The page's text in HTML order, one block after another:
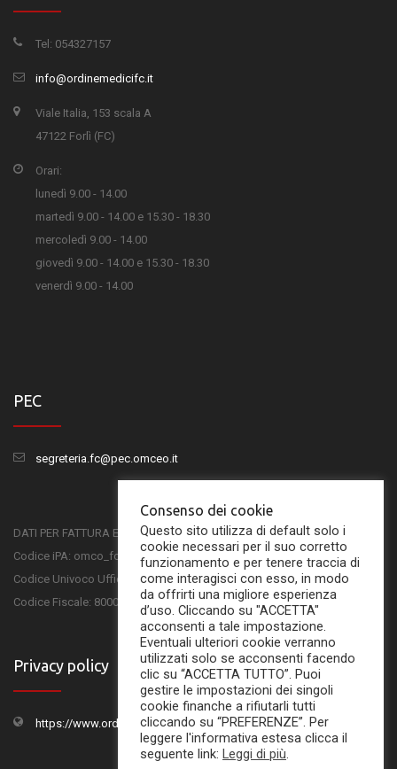
Tel: 054327157
info@ordinemedicifc.it
Viale Italia, 153 scala A
47122 Forlì (FC)
Orari:
lunedì 9.00 - 14.00
martedì 9.00 - 14.00 e 15.30 - 18.30
mercoledì 9.00 - 14.00
giovedì 9.00 - 14.00 e 15.30 - 18.30
venerdì 9.00 - 14.00
PEC
segreteria.fc@pec.omceo.it
DATI PER FATTURA ELETTRONICA
Codice iPA: omco_fc
Codice Univoco Ufficio: UFSKMC
Codice Fiscale: 80001750407
Privacy policy
https://www.ordinemedicifc.it/privacy-policy/
Consenso dei cookie
Questo sito utilizza di default solo i
cookie necessari per il suo corretto
funzionamento e per tenere traccia di
come interagisci con esso, in modo
da offrirti una migliore esperienza
d’uso. Cliccando su "ACCETTA"
acconsenti a tale impostazione.
Eventuali ulteriori cookie verranno
utilizzati solo se acconsenti facendo
clic su “ACCETTA TUTTO”. Puoi
gestire le impostazioni dei singoli
cookie finanche a rifiutarli tutti
cliccando su “PREFERENZE”. Per
leggere l'informativa estesa clicca il
seguente link: Leggi di più.